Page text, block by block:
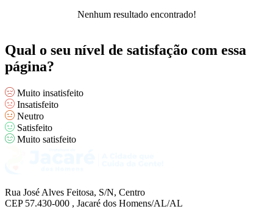
Nenhum resultado encontrado!
Qual o seu nível de satisfação com essa
página?
Muito insatisfeito
Insatisfeito
Neutro
Satisfeito
Muito satisfeito
Rua José Alves Feitosa, S/N, Centro
CEP 57.430-000 , Jacaré dos Homens/AL/AL